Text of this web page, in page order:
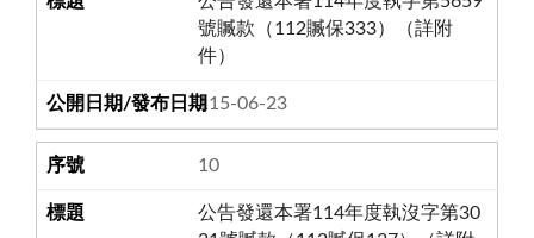
號贓款（112贓保333）（詳附
件）
115-06-23
10
公告發還本署114年度執沒字第30